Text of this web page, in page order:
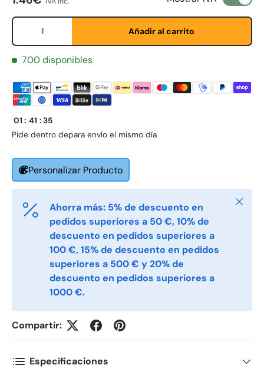
E-post
Telefon
Postnummer *
Antall
Kommentarer
Cant.
Añadir al carrito
700 disponibles
Pide dentro de
01 : 41 : 35
para envío el mismo día
Personalizar Producto
Ahorra más: 5% de descuento en
pedidos superiores a 50 €, 10% de
descuento en pedidos superiores a
100 €, 15% de descuento en pedidos
superiores a 500 € y 20% de
descuento en pedidos superiores a
1000 €.
Cerrar
Compartir:
Especificaciones